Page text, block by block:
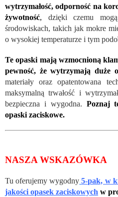
wytrzymałość, odporność na
żywotność, dzięki czemu
środowiskach, takich jak mokre
o wysokiej temperaturze i tym
Te opaski mają wzmocnioną
pewność, że wytrzymają duże
materiały oraz opatentowana
maksymalną trwałość i
bezpieczna i wygodna. Poznaj
opaski zaciskowe.
NASZA WSKAZÓWKA
Tu oferujemy wygodny 5-pak, w
jakości opasek zaciskowych w